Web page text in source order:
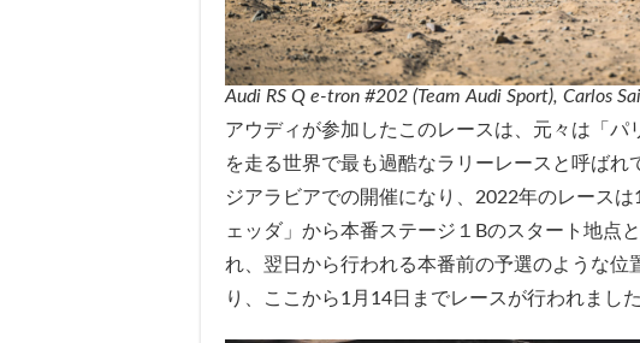
Audi RS Q e-tron #202 (Team Audi Sport), Carlos
アウディが参加したこのレースは、元々は「パ
を走る世界で最も過酷なラリーレースと呼ば
ジアラビアでの開催になり、2022年のレース
ェッダ」から本番ステージ１Bのスタート地点
れ、翌日から行われる本番前の予選のような位
り、ここから1月14日までレースが行われました